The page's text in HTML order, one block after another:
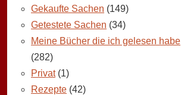
Gekaufte Sachen (149)
Getestete Sachen (34)
Meine Bücher die ich gelesen habe
(282)
Privat(1)
Rezepte (42)